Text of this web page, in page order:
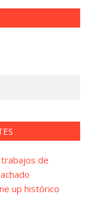
trabajos de
up histórico